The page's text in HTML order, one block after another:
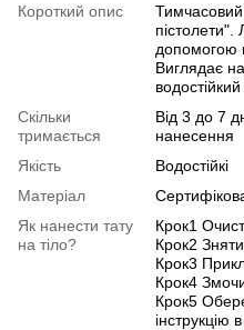
Короткий опис
пістолети".
допомогою
Виглядає на
Скільки
тримається
Від 3 до 7
нанесення
Якість
Водостійкі
Матеріал
Як нанести тату
на тіло?
Крок1
Крок2
Крок3
Крок4
Крок5
інструкцію